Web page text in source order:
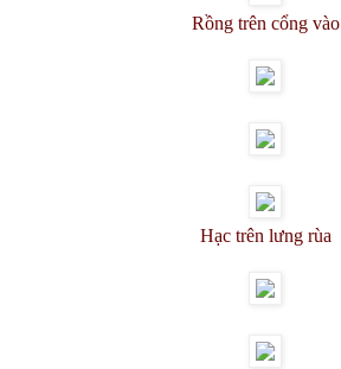
Rồng trên cổng vào
Hạc trên lưng rùa